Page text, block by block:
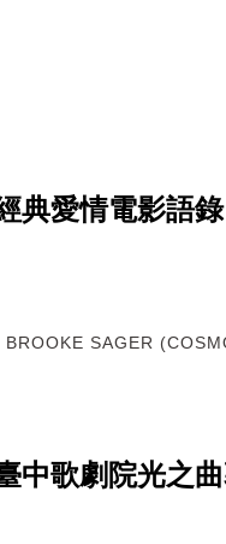
典愛情電影語
SAGER
中歌劇院光之